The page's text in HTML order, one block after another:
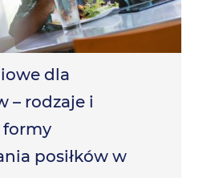
dla
– rodzaje i
formy
posiłków w